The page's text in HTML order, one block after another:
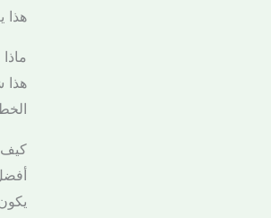
هذا
هذا
كيف